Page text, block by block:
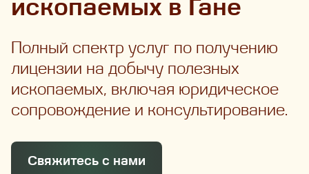
ископаемых в Гане
Полный спектр услуг по получению
лицензии на добычу полезных
ископаемых, включая юридическое
сопровождение и консультирование.
Свяжитесь с нами